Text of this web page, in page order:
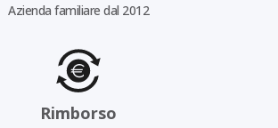
Azienda familiare dal 2012
Rimborso